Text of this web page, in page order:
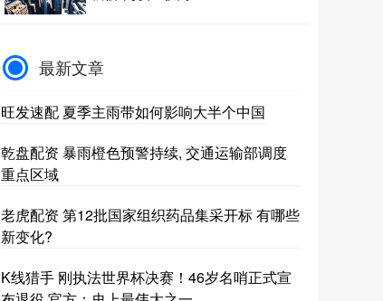
最新文章
旺发速配 夏季主雨带如何影响大半个中国
乾盘配资 暴雨橙色预警持续, 交通运输部调度
重点区域
老虎配资 第12批国家组织药品集采开标 有哪些
新变化?
K线猎手 刚执法世界杯决赛！46岁名哨正式宣